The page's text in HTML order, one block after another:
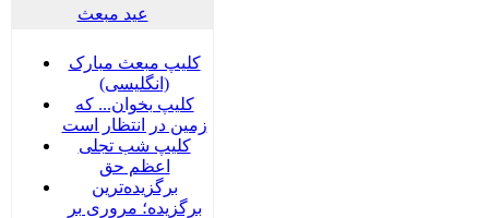
عید مبعث
کلیپ مبعث مبارک
(انگلیسی)
کلیپ بخوان... که
زمین در انتظار است
کلیپ شب تجلی
اعظم حق
برگزیده‌ترین
برگزیده؛ مروری بر